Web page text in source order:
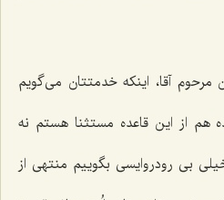
آقا، اینکه خدمتتان می‌گویم
از این قاعده مستثنا هستم نه
بی رودروایسی بگوییم منتهی از